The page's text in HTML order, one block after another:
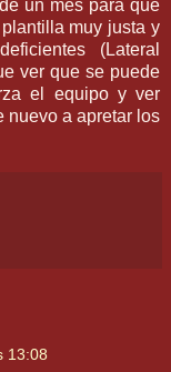
un mes para que
muy justa y
(Lateral
ver que se puede
el equipo y ver
nuevo a apretar los
13:08